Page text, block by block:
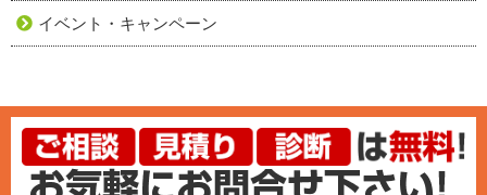
イベント・キャンペーン